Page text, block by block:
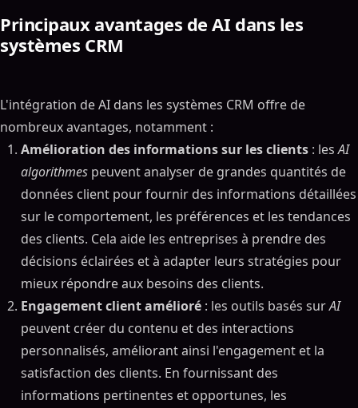
Principaux avantages de AI dans les
systèmes CRM
L'intégration de AI dans les systèmes CRM offre de
nombreux avantages, notamment :
Amélioration des informations sur les clients : lesAI
algorithmes peuvent analyser de grandes quantités de
données client pour fournir des informations détaillées
sur le comportement, les préférences et les tendances
des clients. Cela aide les entreprises à prendre des
décisions éclairées et à adapter leurs stratégies pour
mieux répondre aux besoins des clients.
Engagement client amélioré : les outils basés surAI
peuvent créer du contenu et des interactions
personnalisés, améliorant ainsi l'engagement et la
satisfaction des clients. En fournissant des
informations pertinentes et opportunes, les